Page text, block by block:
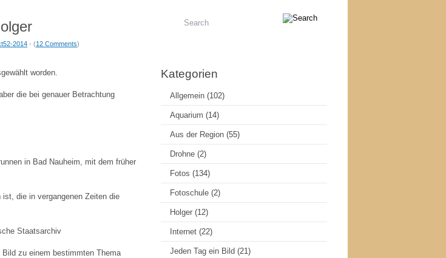
2014 - (12 Comments)
worden.
die bei genauer Betrachtung
in Bad Nauheim, mit dem früher
die in vergangenen Zeiten die
Staatsarchiv
zu einem bestimmten Thema
Kategorien
Allgemein (102)
Aquarium (14)
Aus der Region (55)
Drohne (2)
Fotos (134)
Fotoschule (2)
Holger (12)
Internet (22)
Jeden Tag ein Bild (21)